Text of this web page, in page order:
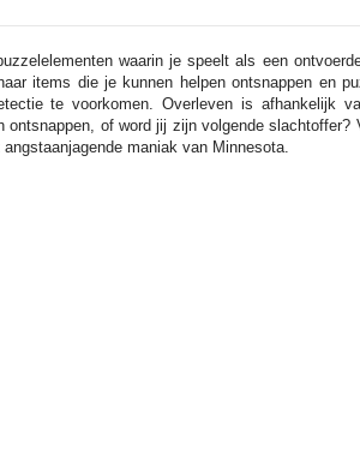
waarin je speelt als een
items die je kunnen helpen ontsnappen en
te voorkomen. Overleven is afhankelijk
of word jij zijn volgende slachtoffer?
maniak van Minnesota.